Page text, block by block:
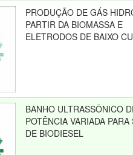
PRODUÇÃO DE GÁS
PARTIR DA BIOMASSA E
ELETRODOS DE BAIXO
BANHO ULTRASSÔNICO
POTÊNCIA VARIADA
DE BIODIESEL